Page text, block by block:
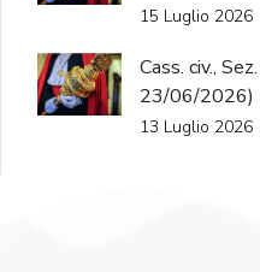
15 Luglio 2026
Cass. civ.,
23/06/2026)
13 Luglio 2026